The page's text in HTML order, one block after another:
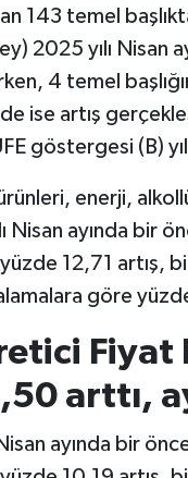
143 temel
2025 yılı Nisan
4 temel
ise artış
göstergesi (B)
enerji,
Nisan ayında bir
12,71 artış,
göre
Fiyat
arttı,
ayında bir